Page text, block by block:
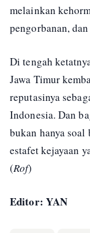
melainkan
pengorbanan,
Di tengah
Jawa Timur
reputasinya
Indonesia. Dan
bukan hanya
estafet kejayaan
(Rof)
Editor: YAN